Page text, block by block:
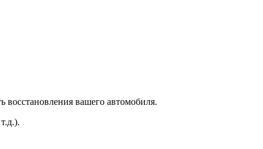
восстановления вашего автомобиля.